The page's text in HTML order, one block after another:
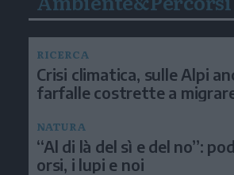
RICERCA
Crisi climatica, sulle Alpi
farfalle costrette a
NATURA
“Al di là del sì e del no”:
orsi, i lupi e noi